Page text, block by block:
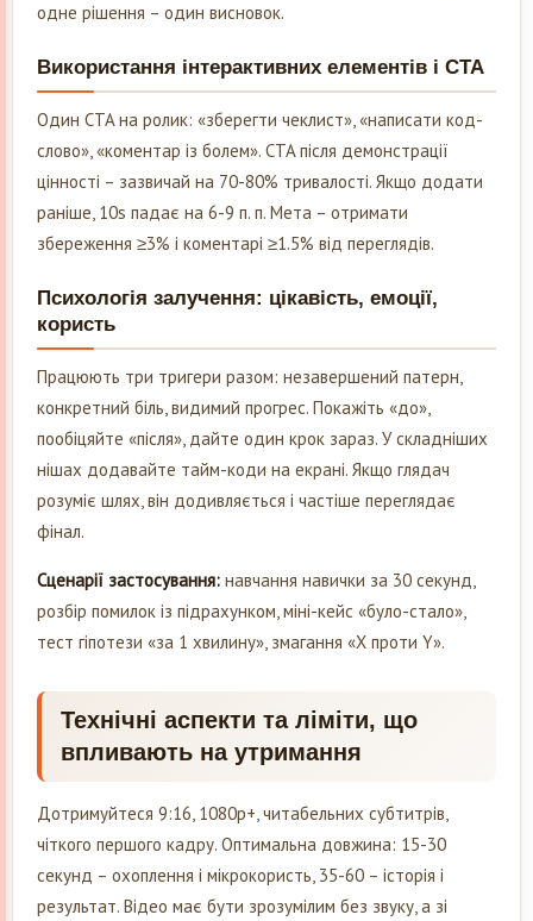
одне рішення – один висновок.
Використання інтерактивних елементів і CTA
Один CTA на ролик: «зберегти чеклист», «написати код-
слово», «коментар із болем». CTA після демонстрації
цінності – зазвичай на 70-80% тривалості. Якщо додати
раніше, 10s падає на 6-9 п. п. Мета – отримати
збереження ≥3% і коментарі ≥1.5% від переглядів.
Психологія залучення: цікавість, емоції,
користь
Працюють три тригери разом: незавершений патерн,
конкретний біль, видимий прогрес. Покажіть «до»,
пообіцяйте «після», дайте один крок зараз. У складніших
нішах додавайте тайм-коди на екрані. Якщо глядач
розуміє шлях, він додивляється і частіше переглядає
фінал.
Сценарії застосування: навчання навички за 30 секунд,
розбір помилок із підрахунком, міні-кейс «було-стало»,
тест гіпотези «за 1 хвилину», змагання «X проти Y».
Технічні аспекти та ліміти, що
впливають на утримання
Дотримуйтеся 9:16, 1080p+, читабельних субтитрів,
чіткого першого кадру. Оптимальна довжина: 15-30
секунд – охоплення і мікрокористь, 35-60 – історія і
результат. Відео має бути зрозумілим без звуку, а зі